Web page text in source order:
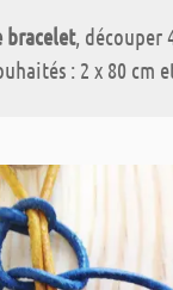
bracelet, découper
: 2 x 80 cm